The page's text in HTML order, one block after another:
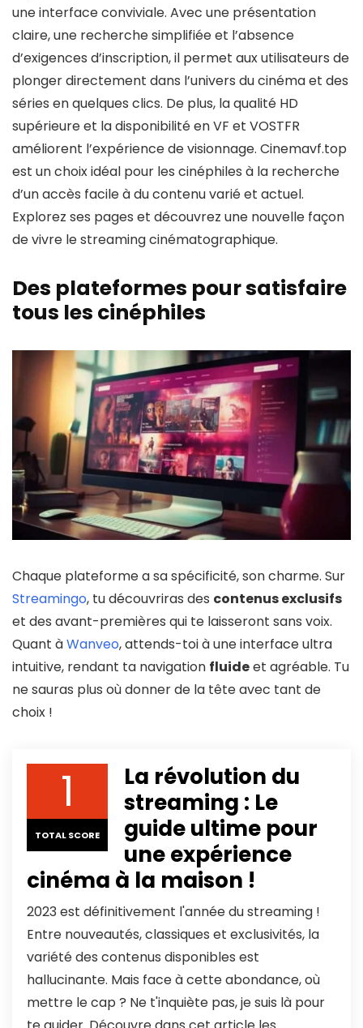
une interface conviviale. Avec une présentation
claire, une recherche simplifiée et l’absence
d’exigences d’inscription, il permet aux utilisateurs de
plonger directement dans l’univers du cinéma et des
séries en quelques clics. De plus, la qualité HD
supérieure et la disponibilité en VF et VOSTFR
améliorent l’expérience de visionnage. Cinemavf.top
est un choix idéal pour les cinéphiles à la recherche
d’un accès facile à du contenu varié et actuel.
Explorez ses pages et découvrez une nouvelle façon
de vivre le streaming cinématographique.
Des plateformes pour satisfaire
tous les cinéphiles
Chaque plateforme a sa spécificité, son charme. Sur
Streamingo, tu découvriras des contenus exclusifs
et des avant-premières qui te laisseront sans voix.
Quant àWanveo, attends-toi à une interface ultra
intuitive, rendant ta navigation fluideet agréable. Tu
ne sauras plus où donner de la tête avec tant de
choix !
1
TOTAL SCORE
La révolution du
streaming : Le
guide ultime pour
une expérience
cinéma à la maison !
2023 est définitivement l'année du streaming !
Entre nouveautés, classiques et exclusivités, la
variété des contenus disponibles est
hallucinante. Mais face à cette abondance, où
mettre le cap ? Ne t'inquiète pas, je suis là pour